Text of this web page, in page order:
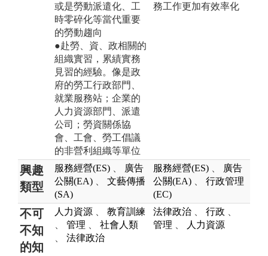
或是勞動派遣化、工
時零碎化等當代重要
的勞動趨向
●赴勞、資、政相關的
組織實習，累績實務
見習的經驗。像是政
府的勞工行政部門、
就業服務站；企業的
人力資源部門、派遣
公司；勞資關係協
會、工會、勞工倡議
的非營利組織等單位
務工作更加有效率化
興趣
類型
服務經營(ES)
廣告
公關(EA)
文藝傳播
(SA)
服務經營(ES)
廣告
公關(EA)
行政管理
(EC)
不可
不知
的知
人力資源
教育訓練
管理
社會人類
法律政治
法律政治 行政
管理
人力資源